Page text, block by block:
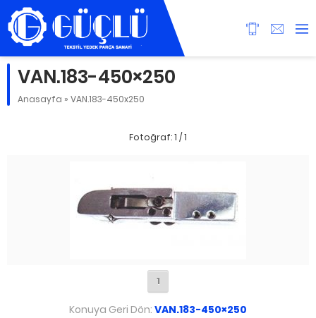
VAN.183-450×250
Anasayfa » VAN.183-450x250
Fotoğraf: 1 / 1
1
Konuya Geri Dön: VAN.183-450×250